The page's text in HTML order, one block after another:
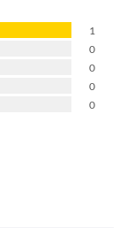
1
0
0
0
0